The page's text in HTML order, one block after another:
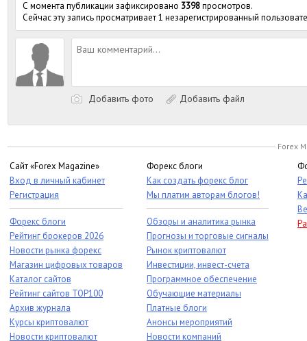
С момента публикации зафиксировано 3398просмотров.
Сейчас эту запись просматривает 1 незарегистрированный
Добавить фото Добавить файл
Forex
Сайт «Forex Magazine»
Вход в личный кабинет
Регистрация
Форекс блоги
Рейтинг брокеров 2026
Новости рынка форекс
Магазин цифровых товаров
Каталог сайтов
Рейтинг сайтов TOP100
Архив журнала
Курсы криптовалют
Новости криптовалют
Форекс блоги
Как создать форекс блог
Мы платим авторам блогов!
Обзоры и аналитика рынка
Прогнозы и торговые сигналы
Рынок криптовалют
Инвестиции, инвест-счета
Программное обеспечение
Обучающие материалы
Платные блоги
Анонсы мероприятий
Новости компаний